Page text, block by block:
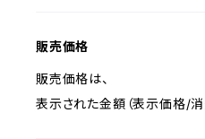
販売価格
販売価格は、
表示された金額（表示価格/消